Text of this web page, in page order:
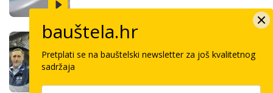
Koliko košta keramičar za kvadrat
pločica: Cijenu određuju površina,
bauštela.hr
Pretplati se na bauštelski newsletter za još kvalitetnog
sadržaja